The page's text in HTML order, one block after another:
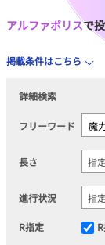
アルファポリスで
掲載条件はこちら
詳細検索
フリーワード
長さ
進行状況
R指定